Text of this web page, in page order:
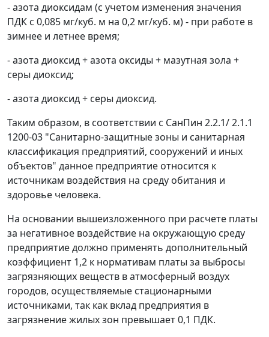
- азота диоксидам (с учетом изменения значения
ПДК с 0,085 мг/куб. м на 0,2 мг/куб. м) - при работе в
зимнее и летнее время;
- азота диоксид + азота оксиды + мазутная зола +
серы диоксид;
- азота диоксид + серы диоксид.
Таким образом, в соответствии с СанПин 2.2.1/ 2.1.1
1200-03 "Санитарно-защитные зоны и санитарная
классификация предприятий, сооружений и иных
объектов" данное предприятие относится к
источникам воздействия на среду обитания и
здоровье человека.
На основании вышеизложенного при расчете платы
за негативное воздействие на окружающую среду
предприятие должно применять дополнительный
коэффициент 1,2 к нормативам платы за выбросы
загрязняющих веществ в атмосферный воздух
городов, осуществляемые стационарными
источниками, так как вклад предприятия в
загрязнение жилых зон превышает 0,1 ПДК.